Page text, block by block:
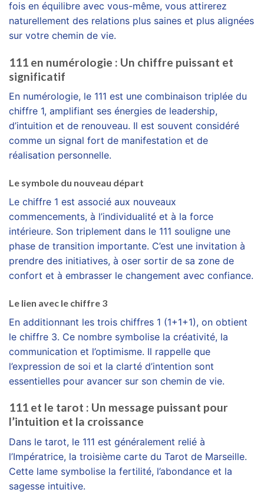
fois en équilibre avec vous-même, vous attirerez
naturellement des relations plus saines et plus alignées
sur votre chemin de vie.
111 en numérologie : Un chiffre puissant et
significatif
En numérologie, le 111 est une combinaison triplée du
chiffre 1, amplifiant ses énergies de leadership,
d’intuition et de renouveau. Il est souvent considéré
comme un signal fort de manifestation et de
réalisation personnelle.
Le symbole du nouveau départ
Le chiffre 1 est associé aux nouveaux
commencements, à l’individualité et à la force
intérieure. Son triplement dans le 111 souligne une
phase de transition importante. C’est une invitation à
prendre des initiatives, à oser sortir de sa zone de
confort et à embrasser le changement avec confiance.
Le lien avec le chiffre 3
En additionnant les trois chiffres 1 (1+1+1), on obtient
le chiffre 3. Ce nombre symbolise la créativité, la
communication et l’optimisme. Il rappelle que
l’expression de soi et la clarté d’intention sont
essentielles pour avancer sur son chemin de vie.
111 et le tarot : Un message puissant pour
l’intuition et la croissance
Dans le tarot, le 111 est généralement relié à
l’Impératrice, la troisième carte du Tarot de Marseille.
Cette lame symbolise la fertilité, l’abondance et la
sagesse intuitive.